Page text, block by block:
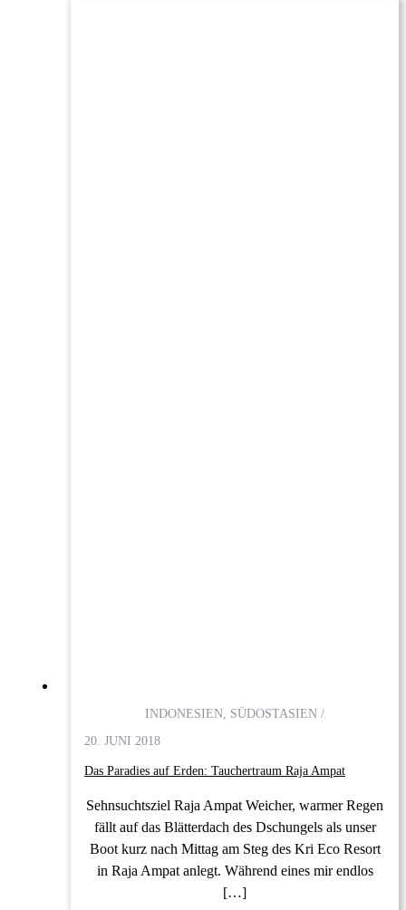
INDONESIEN, SÜDOSTASIEN /
20. JUNI 2018
Das Paradies auf Erden: Tauchertraum Raja Ampat
Sehnsuchtsziel Raja Ampat Weicher, warmer Regen
fällt auf das Blätterdach des Dschungels als unser
Boot kurz nach Mittag am Steg des Kri Eco Resort
in Raja Ampat anlegt. Während eines mir endlos
[…]